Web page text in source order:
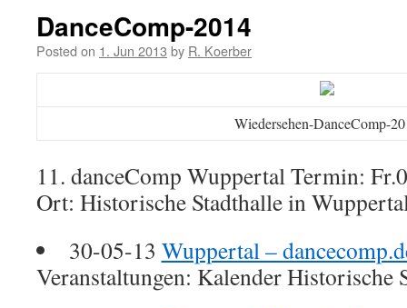
DanceComp-2014
Posted on 1. Jun 2013 by R. Koerber
Wiedersehen-DanceComp-
11. danceComp Wuppertal Termin:
Ort: Historische Stadthalle in
30-05-13 Wuppertal –
Veranstaltungen: Kalender Historische